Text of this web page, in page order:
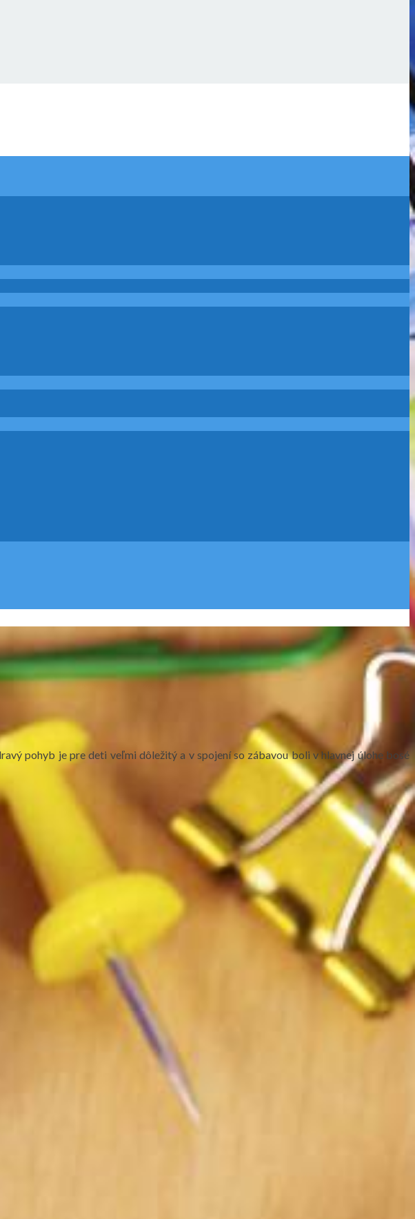
pohyb je pre deti veľmi dôležitý a v spojení so zábavou boli v hlavnej úlohe bosé